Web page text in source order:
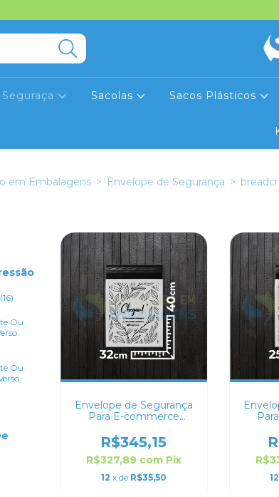
Sacolas Sacos Plásticos
em Embalagens > Envelope de Segurança >
Ou
Ou
Envelope de Segurança
Para E-commerce
R$345,15
R$327,89 com Pix
12 x de R$35,50 12